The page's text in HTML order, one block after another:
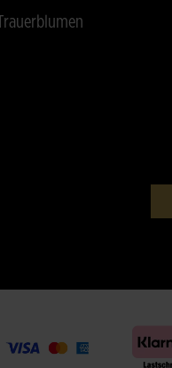
Trauerblumen